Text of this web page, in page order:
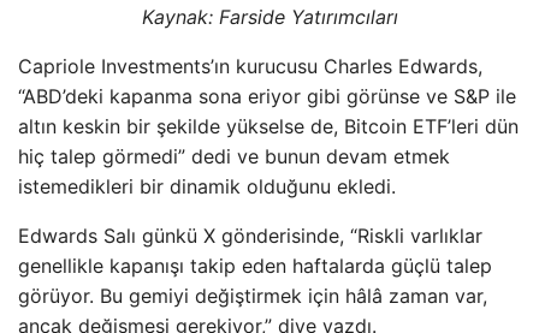
Kaynak: Farside Yatırımcıları
Capriole Investments’ın kurucusu Charles Edwards,
“ABD’deki kapanma sona eriyor gibi görünse ve S&P ile
altın keskin bir şekilde yükselse de, Bitcoin ETF’leri dün
hiç talep görmedi” dedi ve bunun devam etmek
istemedikleri bir dinamik olduğunu ekledi.
Edwards Salı günkü X gönderisinde, “Riskli varlıklar
genellikle kapanışı takip eden haftalarda güçlü talep
görüyor. Bu gemiyi değiştirmek için hâlâ zaman var,
ancak değişmesi gerekiyor,” diye yazdı.